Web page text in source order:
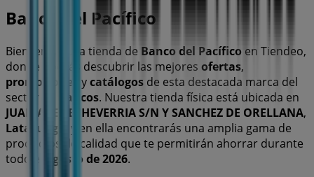
Banco del Pacífico
Bienvenido a la tienda de Banco del Pacífico en Tiendeo,
donde podrás descubrir las mejores ofertas,
promociones
ycatálogos de esta destacada marca del
sector de
Bancos. Nuestra tienda física está ubicada en
JUAN ABEL ECHEVERRIA S/N Y SANCHEZ DE ORELLANA,
Latacunga
, y en ella encontrarás una amplia gama de
productos de calidad que te permitirán ahorrar durante
todo el
agosto de 2026.